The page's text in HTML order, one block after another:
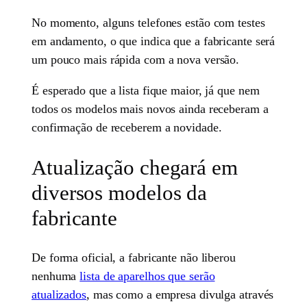
No momento, alguns telefones estão com testes
em andamento, o que indica que a fabricante será
um pouco mais rápida com a nova versão.
É esperado que a lista fique maior, já que nem
todos os modelos mais novos ainda receberam a
confirmação de receberem a novidade.
Atualização chegará em
diversos modelos da
fabricante
De forma oficial, a fabricante não liberou
nenhumalista de aparelhos que serão
atualizados, mas como a empresa divulga através